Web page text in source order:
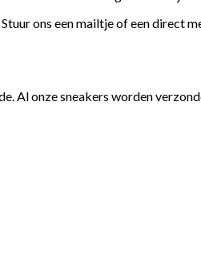
ons een mailtje of een direct
Al onze sneakers worden